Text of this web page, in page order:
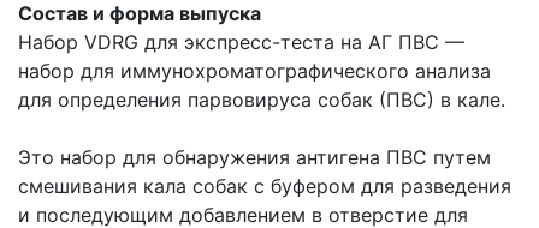
Состав и форма выпуска
Набор VDRG для экспресс-теста на АГ ПВС —
набор для иммунохроматографического анализа
для определения парвовируса собак (ПВС) в кале.
Это набор для обнаружения антигена ПВС путем
смешивания кала собак с буфером для разведения
и последующим добавлением в отверстие для